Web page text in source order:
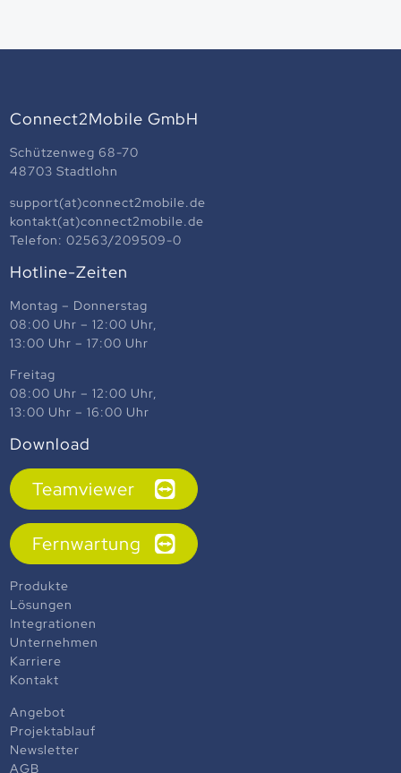
Connect2Mobile GmbH
Schützenweg 68-70
48703 Stadtlohn
support(at)connect2mobile.de
kontakt(at)connect2mobile.de
Telefon: 02563/209509-0
Hotline-Zeiten
Montag – Donnerstag
08:00 Uhr – 12:00 Uhr,
13:00 Uhr – 17:00 Uhr
Freitag
08:00 Uhr – 12:00 Uhr,
13:00 Uhr – 16:00 Uhr
Download
Teamviewer
Fernwartung
Produkte
Lösungen
Integrationen
Unternehmen
Karriere
Kontakt
Angebot
Projektablauf
Newsletter
AGB